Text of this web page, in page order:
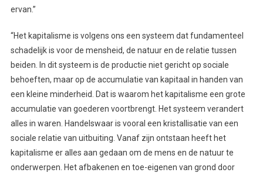
ervan.”
“Het kapitalisme is volgens ons een systeem dat fundamenteel
schadelijk is voor de mensheid, de natuur en de relatie tussen
beiden. In dit systeem is de productie niet gericht op sociale
behoeften, maar op de accumulatie van kapitaal in handen van
een kleine minderheid. Dat is waarom het kapitalisme een grote
accumulatie van goederen voortbrengt. Het systeem verandert
alles in waren. Handelswaar is vooral een kristallisatie van een
sociale relatie van uitbuiting. Vanaf zijn ontstaan heeft het
kapitalisme er alles aan gedaan om de mens en de natuur te
onderwerpen. Het afbakenen en toe-eigenen van grond door